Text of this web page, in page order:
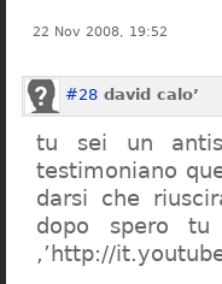
22 Nov 2008, 19:52
#28 david calo’
tu sei un
testimoniano
darsi che
dopo spero
,’http://